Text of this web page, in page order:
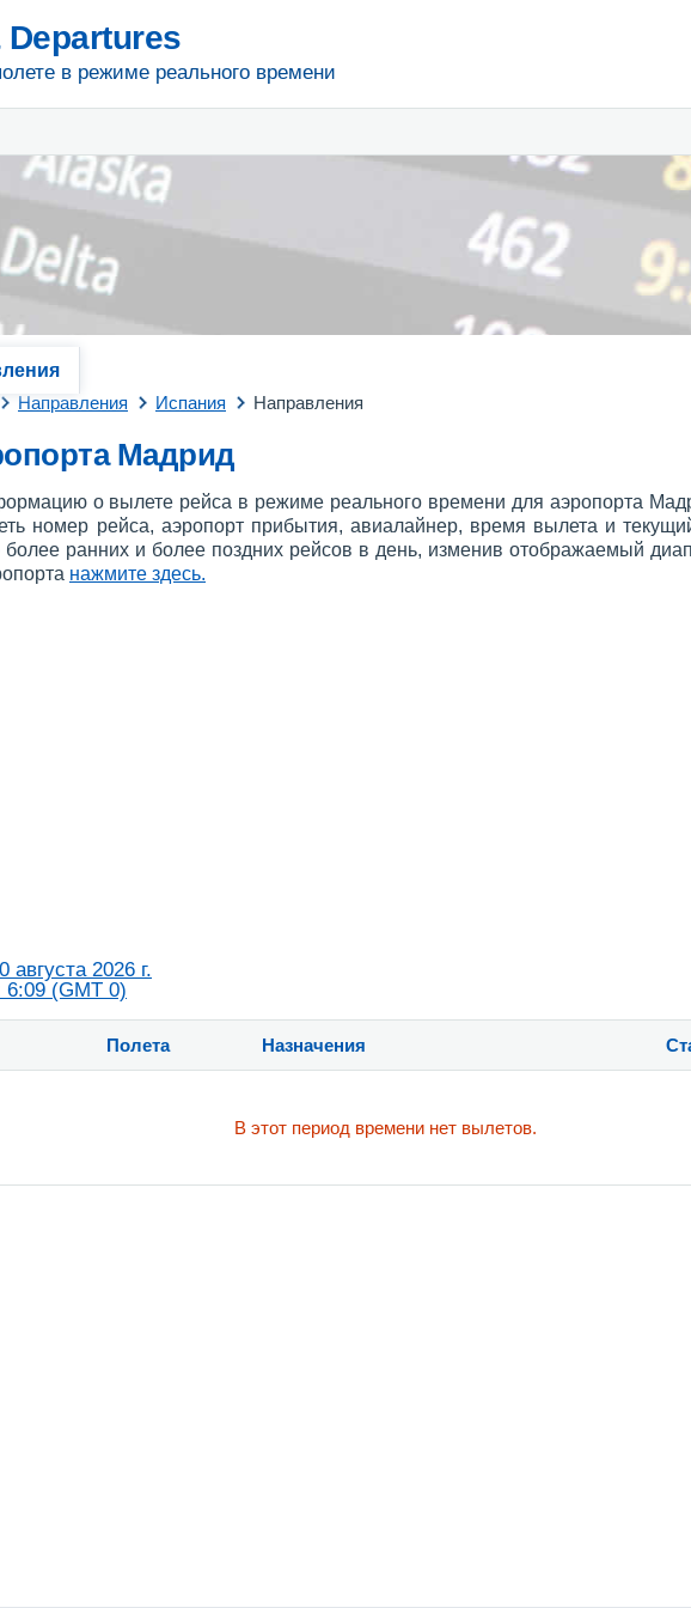
в режиме реального времени
Направления Испания Направления
Мадрид
о вылете рейса в режиме реального времени для аэропорта
номер рейса, аэропорт прибытия, авиалайнер, время вылета и
более ранних и более поздних рейсов в день, изменив отображаемый
нажмите здесь.
августа 2026 г.
6:09 (GMT 0)
Полета Назначения
В этот период времени нет вылетов.